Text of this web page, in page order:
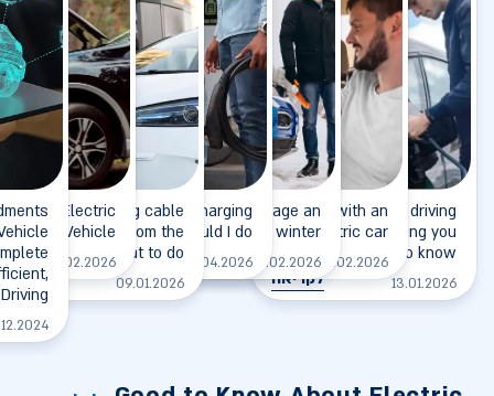
Electric vehicle driving
range - everything you
need to know
13.01.2026 לקריאה
Going on a trip with an
electric car
10.02.2026 לקריאה
How to manage an
electric car in winter?
09.02.2026 לקריאה
I arrived at the charging
station, what should I do?
03.04.2026 לקריאה
The charging cable
doesn't release from the
vehicle - what to do?
09.01.2026 לקריאה
an Electric
Vehicle
17.02.2026